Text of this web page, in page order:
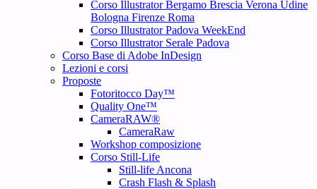
Corso Illustrator Bergamo Brescia Verona Udine
Bologna Firenze Roma
Corso Illustrator Padova WeekEnd
Corso Illustrator Serale Padova
Corso Base di Adobe InDesign
Lezioni e corsi
Proposte
Fotoritocco Day™
Quality One™
CameraRAW®
CameraRaw
Workshop composizione
Corso Still-Life
Still-life Ancona
Crash Flash & Splash